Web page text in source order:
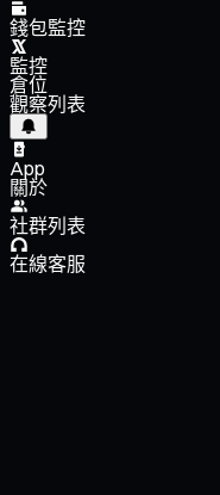
錢包監控
監控
倉位
觀察列表
App
關於
社群列表
在線客服